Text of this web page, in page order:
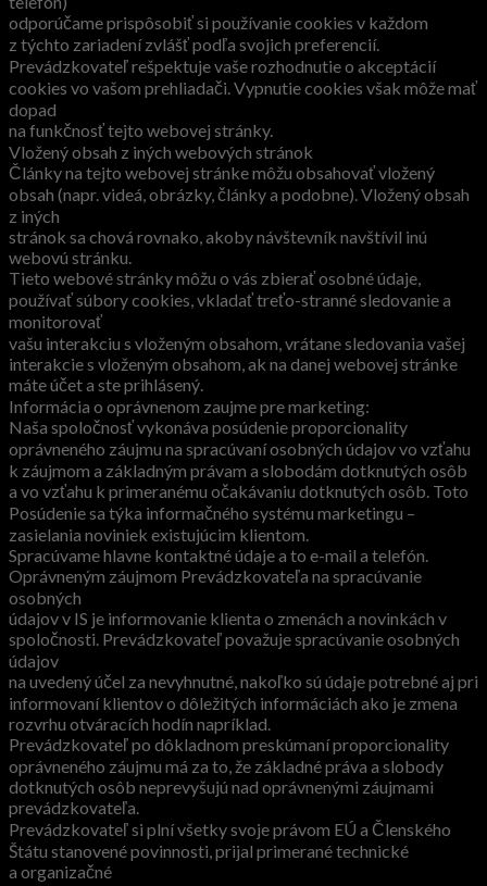
odporúčame prispôsobiť si používanie cookies v každom
z týchto zariadení zvlášť podľa svojich preferencií.
Prevádzkovateľ rešpektuje vaše rozhodnutie o akceptácií
cookies vo vašom prehliadači. Vypnutie cookies však môže mať
dopad
na funkčnosť tejto webovej stránky.
Vložený obsah z iných webových stránok
Články na tejto webovej stránke môžu obsahovať vložený
obsah (napr. videá, obrázky, články a podobne). Vložený obsah
z iných
stránok sa chová rovnako, akoby návštevník navštívil inú
webovú stránku.
Tieto webové stránky môžu o vás zbierať osobné údaje,
používať súbory cookies, vkladať treťo-stranné sledovanie a
monitorovať
vašu interakciu s vloženým obsahom, vrátane sledovania vašej
interakcie s vloženým obsahom, ak na danej webovej stránke
máte účet a ste prihlásený.
Informácia o oprávnenom zaujme pre marketing:
Naša spoločnosť vykonáva posúdenie proporcionality
oprávneného záujmu na spracúvaní osobných údajov vo vzťahu
k záujmom a základným právam a slobodám dotknutých osôb
a vo vzťahu k primeranému očakávaniu dotknutých osôb. Toto
Posúdenie sa týka informačného systému marketingu –
zasielania noviniek existujúcim klientom.
Spracúvame hlavne kontaktné údaje a to e-mail a telefón.
Oprávneným záujmom Prevádzkovateľa na spracúvanie
osobných
údajov v IS je informovanie klienta o zmenách a novinkách v
spoločnosti. Prevádzkovateľ považuje spracúvanie osobných
údajov
na uvedený účel za nevyhnutné, nakoľko sú údaje potrebné aj pri
informovaní klientov o dôležitých informáciách ako je zmena
rozvrhu otváracích hodín napríklad.
Prevádzkovateľ po dôkladnom preskúmaní proporcionality
oprávneného záujmu má za to, že základné práva a slobody
dotknutých osôb neprevyšujú nad oprávnenými záujmami
prevádzkovateľa.
Prevádzkovateľ si plní všetky svoje právom EÚ a Členského
Štátu stanovené povinnosti, prijal primerané technické
a organizačné